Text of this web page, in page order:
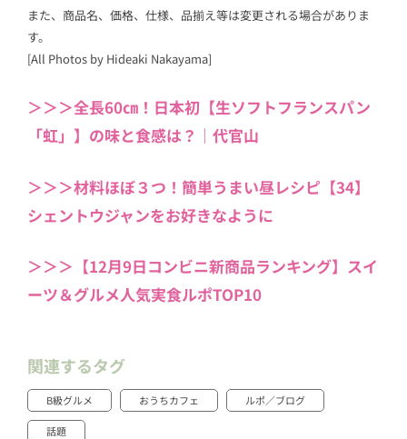
また、商品名、価格、仕様、品揃え等は変更される場合がありま
す。
[All Photos by Hideaki Nakayama]
＞＞＞全長60㎝！日本初【生ソフトフランスパン
「虹」】の味と食感は？｜代官山
＞＞＞材料ほぼ３つ！簡単うまい昼レシピ【34】
シェントウジャンをお好きなように
＞＞＞【12月9日コンビニ新商品ランキング】スイ
ーツ＆グルメ人気実食ルポTOP10
関連するタグ
B級グルメ おうちカフェ ルポ／ブログ
話題